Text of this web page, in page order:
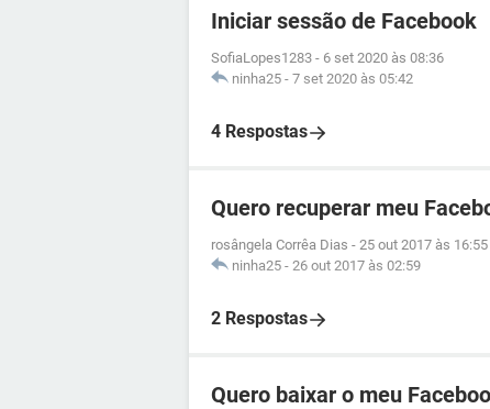
Iniciar sessão de Facebook
SofiaLopes1283 - 6 set 2020 às 08:36
ninha25 - 7 set 2020 às 05:42
4 Respostas
Quero recuperar meu
rosângela Corrêa Dias - 25 out 2017 às 16:55
ninha25 - 26 out 2017 às 02:59
2 Respostas
Quero baixar o meu